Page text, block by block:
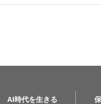
AI時代を生きる